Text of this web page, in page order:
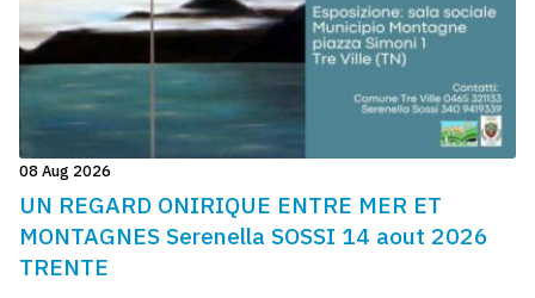
08 Aug 2026
UN REGARD ONIRIQUE ENTRE MER ET
MONTAGNES Serenella SOSSI 14 aout 2026
TRENTE